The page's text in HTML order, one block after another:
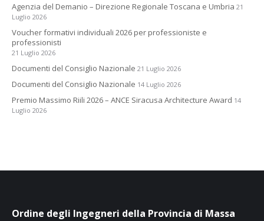
Agenzia del Demanio – Direzione Regionale Toscana e Umbria 21
Luglio 2026
Voucher formativi individuali 2026 per professioniste e
professionisti
21 Luglio 2026
Documenti del Consiglio Nazionale 21 Luglio 2026
Documenti del Consiglio Nazionale 14 Luglio 2026
Premio Massimo Riili 2026 – ANCE Siracusa Architecture Award 14
Luglio 2026
Ordine degli Ingegneri della Provincia di Massa